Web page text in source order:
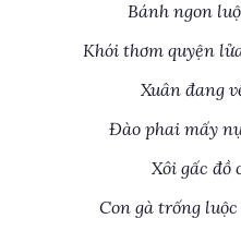
Bánh ngon
Khói thơm quyện
Xuân đang
Đào phai mấy
Xôi gấc đồ
Con gà trống